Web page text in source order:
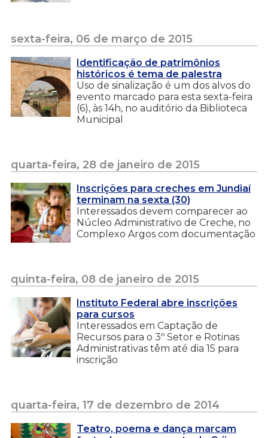
sexta-feira, 06 de março de 2015
Identificação de patrimônios
históricos é tema de palestra
Uso de sinalização é um dos alvos do
evento marcado para esta sexta-feira
(6), às 14h, no auditório da Biblioteca
Municipal
quarta-feira, 28 de janeiro de 2015
Inscrições para creches em Jundiaí
terminam na sexta (30)
Interessados devem comparecer ao
Núcleo Administrativo de Creche, no
Complexo Argos com documentação
quinta-feira, 08 de janeiro de 2015
Instituto Federal abre inscrições
para cursos
Interessados em Captação de
Recursos para o 3º Setor e Rotinas
Administrativas têm até dia 15 para
inscrição
quarta-feira, 17 de dezembro de 2014
Teatro, poema e dança marcam